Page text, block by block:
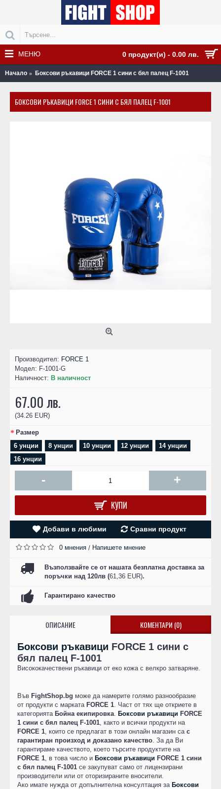
0 продукт(и) - 0.00 лв.
МЕНЮ
Начало Боксови ръкавици FORCE 1 сини с бял палец F-1001
БОКСОВИ РЪКАВИЦИ FORCE 1 СИНИ С БЯЛ ПАЛЕЦ F-1001
Производител: FORCE 1
Модел: F-1001-G
Наличност: В наличност
67.00 лв.
(34.26 EUR)
Размер
6 унции
8 унции 10 унции 12 унции
14 унции
16 унции
- +
КУПИ
Добави в любими Сравни продукт
0 мнения / Напишете мнение
Възползвайте се от нашата безплатна доставка за
поръчки над 120лв (61,36 EUR).
Гарантирано качество
ОПИСАНИЕ КОМЕНТАРИ (0)
Боксови ръкавици FORCE 1 сини с
бял палец F-1001
Висококачествени ръкавици от еко кожа с велкро затваряне.
Във FightShop.bg може да намерите голямо разнообразие
от продукти с марката FORCE 1. Част от тях ще откриете в
категорията Бойна екипировка. Боксови ръкавици FORCE
1 сини с бял палец F-1001, както и всички продукти на
FORCE 1, които се предлагат в този онлайн магазин са с
гарантиран произход и доказано качество. За да Ви
гарантираме качеството, което търсите продуктите на
FORCE 1, в това число и Боксови ръкавици FORCE 1 сини
с бял палец F-1001 се закупуват само от лицензирани
производители или от оторизираните вносители.
Ако имате нужда от допълнителна консултация за Боксови